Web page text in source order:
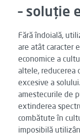
– soluție
Fără îndoială,
are atât caracter
economice a
altele, reducerea
excesive a
amestecurile de
extinderea
combătute în
imposibilă